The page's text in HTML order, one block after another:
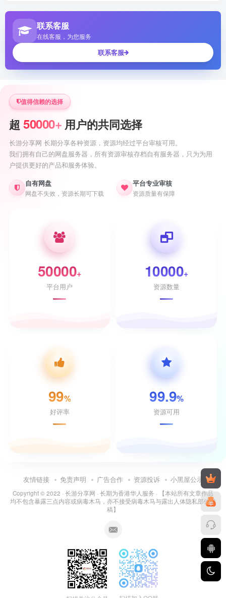
联系客服
在线客服，为您服务
联系客服
值得信赖的选择
超 50000+ 用户的共同选择
长游分享网 长期分享各种资源，资源均经过平台审核可用。
我们拥有自己的网盘服务器，所有资源审核存档自有服务器，只为为用
户提供更好的产品和服务体验。
自有网盘
网盘不失效，资源长期可下载
平台专业审核
资源质量有保障
50000+
平台用户
10000+
资源数量
99%
好评率
99.9%
资源可用
友情链接 免责声明 广告合作 资源投诉 小黑屋公示
Copyright © 2022 · 长游分享网 · 长期为香港华人服务 · 【本站所有文章作品
均不包含暴露三点内容或病毒木马，亦不接受病毒木马与露出人体隐私部位投
稿】